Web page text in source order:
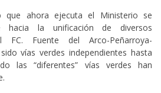
que ahora ejecuta el Ministerio se
hacia la unificación de diversos
FC. Fuente del Arco-Peñarroya-
vías verdes independientes hasta
las “diferentes” vías verdes han